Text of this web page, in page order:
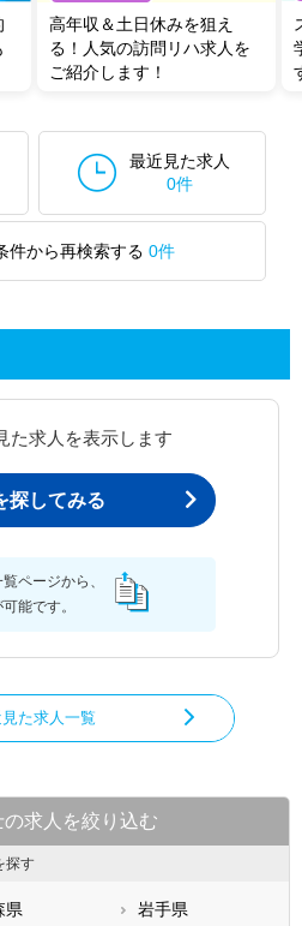
高年収＆土日休みを狙え
る！人気の訪問リハ求人を
ご紹介します！
最近見た求人
0件
件から再検索する 0件
た求人を表示します
探してみる
ページから、
能です。
た求人一覧
求人を絞り込む
探す
県
岩手県